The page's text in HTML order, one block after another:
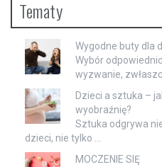
Tematy
Wygodne buty dla
Wybór
wyzwanie,
Dzieci a sztuka –
wyobraźnię?
Sztuka odgrywa
dzieci, nie tylko …
MOCZENIE SIĘ